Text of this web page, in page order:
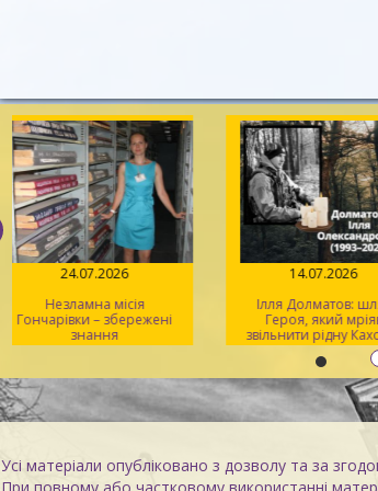
24.07.2026
Незламна місія
Гончарівки – збережені
знання
14.07.2026
Ілля Долматов:
Героя, який
звільнити рідну
Усі матеріали опубліковано з дозволу та за